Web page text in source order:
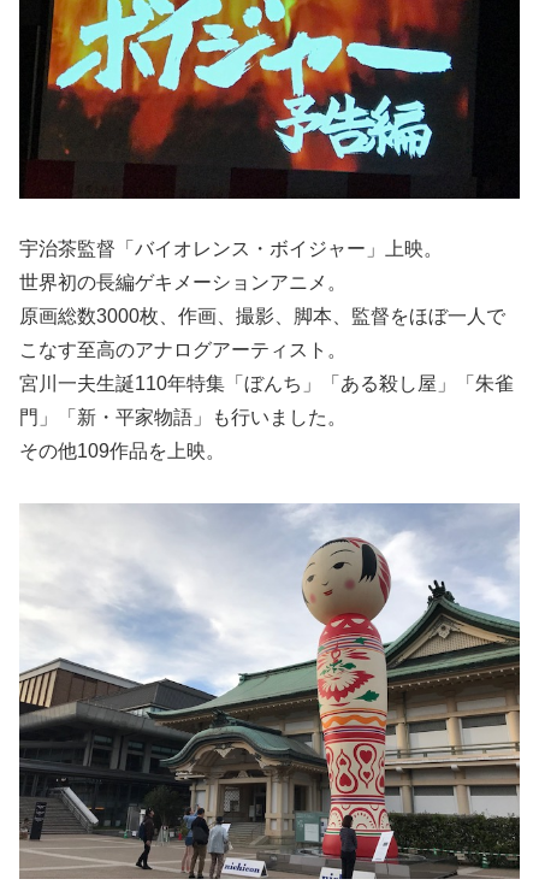
宇治茶監督「バイオレンス・ボイジャー」上映。
世界初の長編ゲキメーションアニメ。
原画総数3000枚、作画、撮影、脚本、監督をほぼ一人で
こなす至高のアナログアーティスト。
宮川一夫生誕110年特集「ぼんち」「ある殺し屋」「朱雀
門」「新・平家物語」も行いました。
その他109作品を上映。